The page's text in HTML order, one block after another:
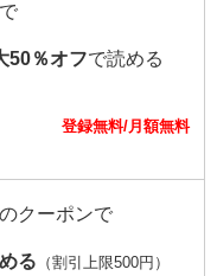
50％オフで読める
登録無料/月額無料
クーポンで
る （割引上限500円）